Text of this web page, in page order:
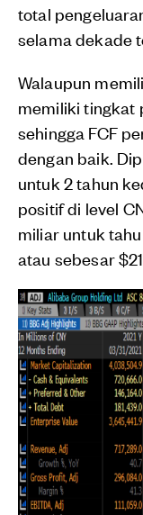
total
selama dekade
Walaupun
memiliki tingkat
sehingga FCF
dengan baik.
untuk 2 tahun
positif di level
miliar untuk
atau sebesar